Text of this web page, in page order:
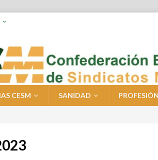
CESM SANIDAD PROFESIÓN